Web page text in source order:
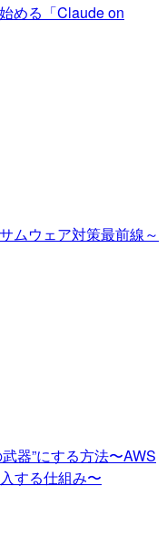
める「Claude on
ムウェア対策最前線～
器”にする方法〜AWS
する仕組み〜